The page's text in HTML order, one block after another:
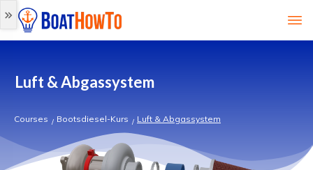
Luft & Abgassystem
Courses / Bootsdiesel-Kurs / Luft & Abgassystem